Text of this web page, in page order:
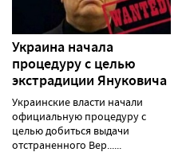
Украина начала
процедуру с целью
экстрадиции Януковича
Украинские власти начали
официальную процедуру с
целью добиться выдачи
отстраненного Вер......